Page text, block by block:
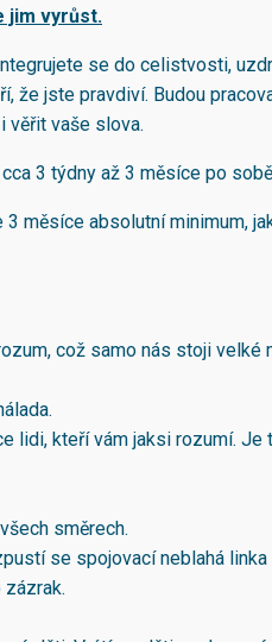
jim vyrůst.
se do celistvosti,
že jste pravdiví. Budou
věřit vaše slova.
3 týdny až 3 měsíce po
měsíce absolutní minimum,
což samo nás stoji velké
lidi, kteří vám jaksi rozumí. Je
směrech.
se spojovací neblahá